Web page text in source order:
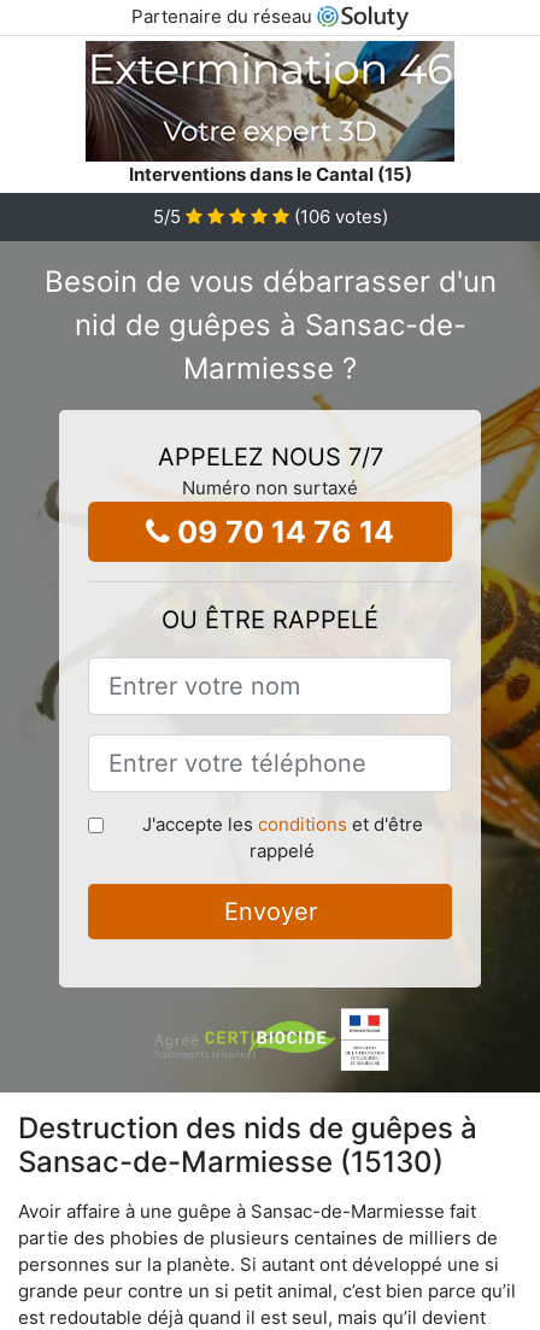
Partenaire du réseau
Interventions dans le Cantal (15)
5/5 (106votes)
Besoin de vous débarrasser d'un
nid de guêpes à Sansac-de-
Marmiesse ?
APPELEZ NOUS 7/7
Numéro non surtaxé
09 70 14 76 14
OU ÊTRE RAPPELÉ
J'accepte les conditions et d'être
rappelé
Envoyer
Destruction des nids de guêpes à
Sansac-de-Marmiesse (15130)
Avoir affaire à une guêpe à Sansac-de-Marmiesse fait
partie des phobies de plusieurs centaines de milliers de
personnes sur la planète. Si autant ont développé une si
grande peur contre un si petit animal, c’est bien parce qu’il
est redoutable déjà quand il est seul, mais qu’il devient